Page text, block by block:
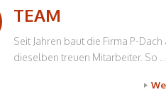
TEAM
Seit Jahren baut die Firma P-Dach
dieselben treuen Mitarbeiter. So ...